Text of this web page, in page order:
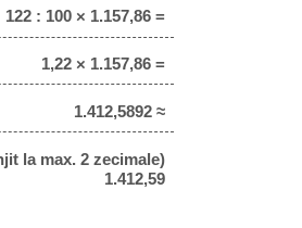
122 : 100 × 1.157,86 =
1,22 × 1.157,86 =
1.412,5892 ≈
la max. 2 zecimale)
1.412,59